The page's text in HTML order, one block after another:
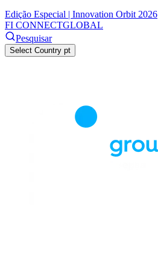
Edição Especial | Innovation Orbit 2026
FI CONNECTGLOBAL
Pesquisar
Select Country pt